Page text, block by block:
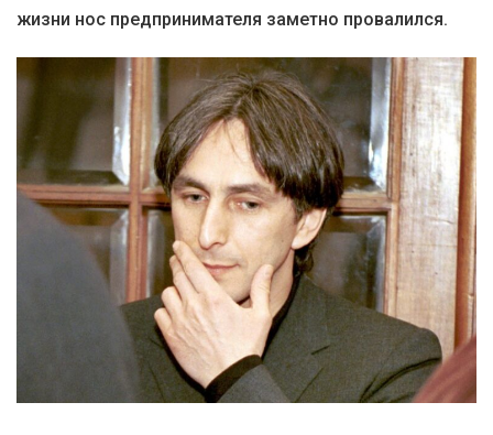
жизни нос предпринимателя заметно провалился.